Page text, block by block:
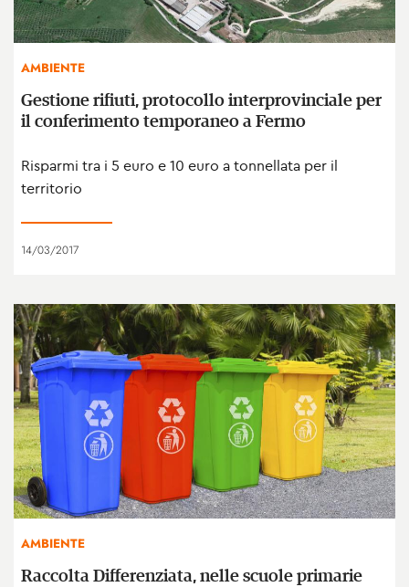
AMBIENTE
Gestione rifiuti, protocollo interprovinciale per
il conferimento temporaneo a Fermo
Risparmi tra i 5 euro e 10 euro a tonnellata per il
territorio
14/03/2017
AMBIENTE
Raccolta Differenziata, nelle scuole primarie